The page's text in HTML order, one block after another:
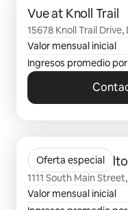
Vue at Knoll Trail
15678 Knoll Trail Drive,
Valor mensual inicial
Ingresos promedio
Oferta especial
Union At
1111 South Main
Valor mensual inicial